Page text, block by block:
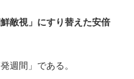
敵視」にすり替えた安倍
週間」である。